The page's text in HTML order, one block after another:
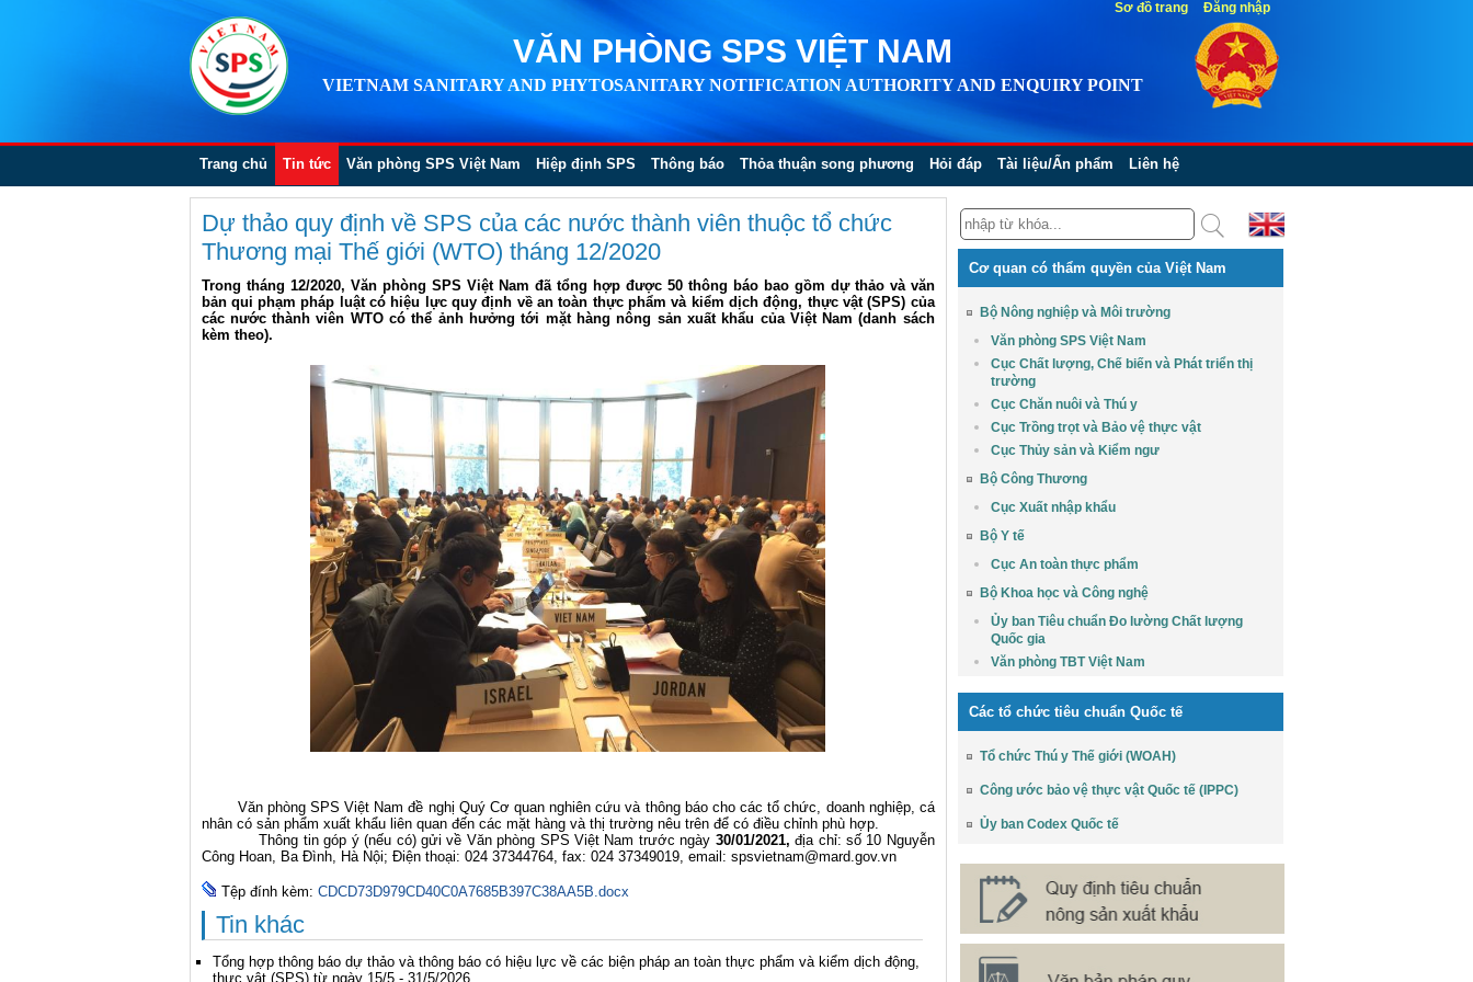
VĂN PHÒNG SPS VIỆT NAM
VIETNAM SANITARY AND PHYTOSANITARY NOTIFICATION AUTHORITY AND ENQUIRY POINT
Trang chủ Tin tức Văn phòng SPS Việt Nam Hiệp định SPS Thông báo Thỏa thuận song phương Hỏi đáp Tài liệu/Ấn phẩm Liên hệ
Dự thảo quy định về SPS của các nước thành viên thuộc tổ chức
Thương mại Thế giới (WTO) tháng 12/2020
Trong tháng 12/2020, Văn phòng SPS Việt Nam đã tổng hợp được 50 thông báo bao gồm dự thảo và văn
bản qui phạm pháp luật có hiệu lực quy định về an toàn thực phẩm và kiểm dịch động, thực vật (SPS) của
các nước thành viên WTO có thể ảnh hưởng tới mặt hàng nông sản xuất khẩu của Việt Nam (danh sách
kèm theo).
Văn phòng SPS Việt Nam đề nghị Quý Cơ quan nghiên cứu và thông báo cho các tổ chức, doanh nghiệp, cá
nhân có sản phẩm xuất khẩu liên quan đến các mặt hàng và thị trường nêu trên để có điều chỉnh phù hợp.
Thông tin góp ý (nếu có) gửi về Văn phòng SPS Việt Nam trước ngày 30/01/2021,địa chỉ: số 10 Nguyễn
Công Hoan, Ba Đình, Hà Nội; Điện thoại: 024 37344764, fax: 024 37349019, email: spsvietnam@mard.gov.vn
Tệp đính kèm: CDCD73D979CD40C0A7685B397C38AA5B.docx
Tin khác
Tổng hợp thông báo dự thảo và thông báo có hiệu lực về các biện pháp an toàn thực phẩm và kiểm dịch động,
thực vật (SPS) từ ngày 15/5 - 31/5/2026
Cơ quan có thẩm quyền của Việt Nam
Bộ Nông nghiệp và Môi trường
Văn phòng SPS Việt Nam
Cục Chất lượng, Chế biến và Phát triển thị
trường
Cục Chăn nuôi và Thú y
Cục Trồng trọt và Bảo vệ thực vật
Cục Thủy sản và Kiểm ngư
Bộ Công Thương
Cục Xuất nhập khẩu
Bộ Y tế
Cục An toàn thực phẩm
Bộ Khoa học và Công nghệ
Ủy ban Tiêu chuẩn Đo lường Chất lượng
Quốc gia
Văn phòng TBT Việt Nam
Các tổ chức tiêu chuẩn Quốc tế
Tổ chức Thú y Thế giới (WOAH)
Công ước bảo vệ thực vật Quốc tế (IPPC)
Ủy ban Codex Quốc tế
Sơ đồ trang Đăng nhập